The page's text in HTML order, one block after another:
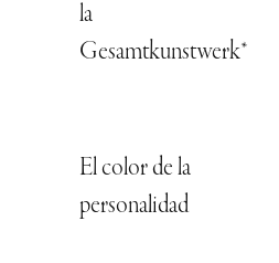
la
Gesamtkunstwerk*
El color de la
personalidad